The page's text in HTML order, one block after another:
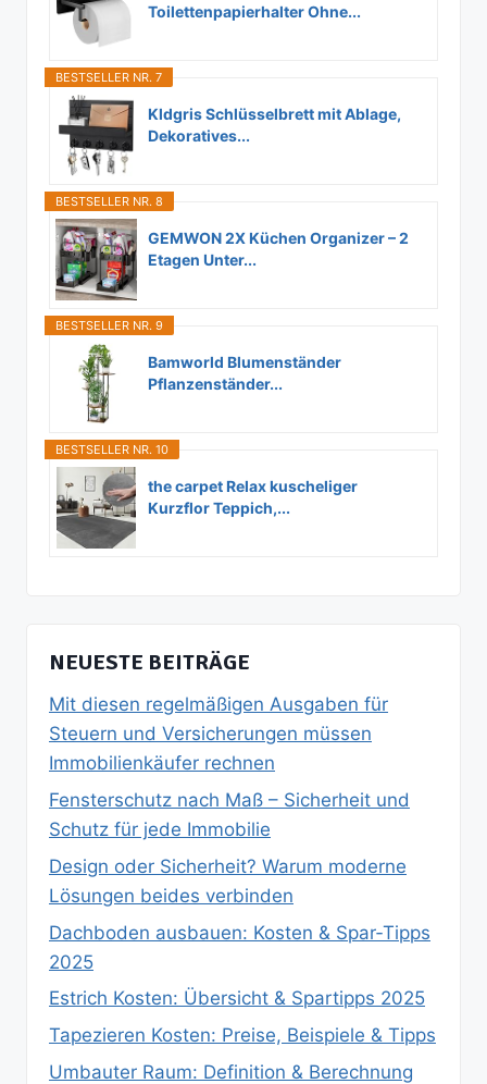
Toilettenpapierhalter Ohne...
BESTSELLER NR. 7
Kldgris Schlüsselbrett mit Ablage,
Dekoratives...
BESTSELLER NR. 8
GEMWON 2X Küchen Organizer – 2
Etagen Unter...
BESTSELLER NR. 9
Bamworld Blumenständer
Pflanzenständer...
BESTSELLER NR. 10
the carpet Relax kuscheliger
Kurzflor Teppich,...
NEUESTE BEITRÄGE
Mit diesen regelmäßigen Ausgaben für
Steuern und Versicherungen müssen
Immobilienkäufer rechnen
Fensterschutz nach Maß – Sicherheit und
Schutz für jede Immobilie
Design oder Sicherheit? Warum moderne
Lösungen beides verbinden
Dachboden ausbauen: Kosten & Spar‑Tipps
2025
Estrich Kosten: Übersicht & Spartipps 2025
Tapezieren Kosten: Preise, Beispiele & Tipps
Umbauter Raum: Definition & Berechnung